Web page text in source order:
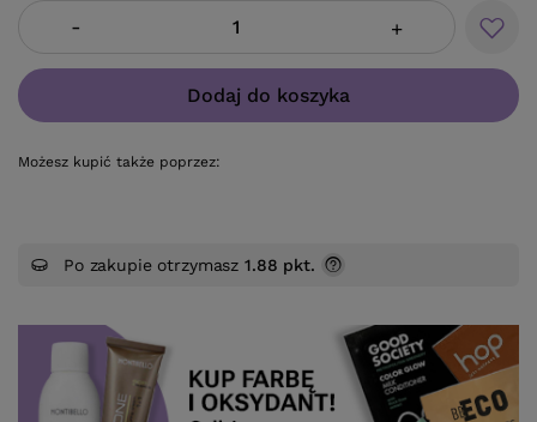
- +
Dodaj do koszyka
Możesz kupić także poprzez:
Po zakupie otrzymasz1.88 pkt.